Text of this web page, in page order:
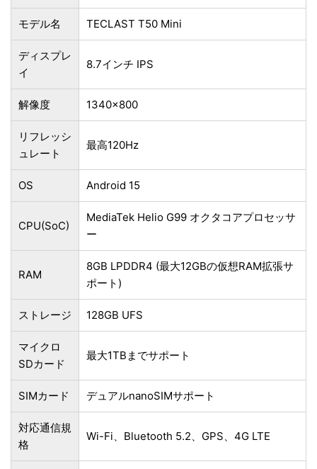
モデル名 TECLAST T50 Mini
ディスプレ
イ
8.7インチ IPS
解像度 1340×800
リフレッシ
ュレート
最高120Hz
OS Android 15
CPU(SoC)
MediaTek Helio G99 オクタコアプロセッサ
ー
RAM
8GB LPDDR4 (最大12GBの仮想RAM拡張サ
ポート)
ストレージ 128GB UFS
マイクロ
SDカード
最大1TBまでサポート
SIMカード デュアルnanoSIMサポート
対応通信規
格
Wi-Fi、Bluetooth 5.2、GPS、4G LTE